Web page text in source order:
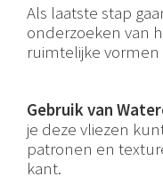
Als laatste stap
onderzoeken van
ruimtelijke
Gebruik van
je deze vliezen
patronen en
kant.